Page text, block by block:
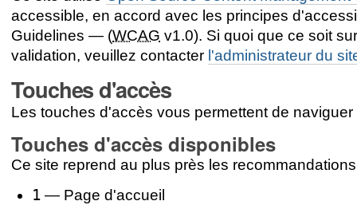
accessible, en accord avec les principes
Guidelines — (WCAG v1.0). Si quoi que ce soit
validation, veuillez contacter l'administrateur du
Touches d'accès
Les touches d'accès vous permettent de
Touches d'accès disponibles
Ce site reprend au plus près les
1— Page d'accueil